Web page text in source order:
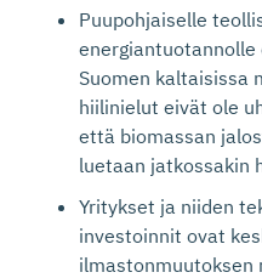
Puupohjaiselle
Suomen kaltaisissa
hiilinielut eivät ole
että biomassan
luetaan jatkossakin
Yritykset ja niiden
investoinnit ovat
ilmastonmuutoksen